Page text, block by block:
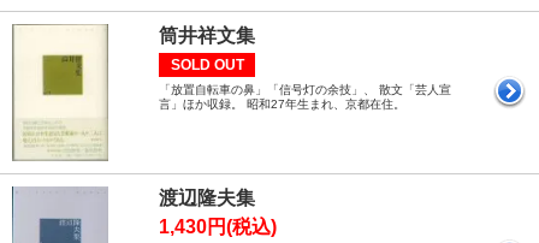
筒井祥文集
SOLD OUT
「放置自転車の鼻」「信号灯の余技」、 散文「芸人宣
言」ほか収録。 昭和27年生まれ、京都在住。
渡辺隆夫集
1,430円(税込)